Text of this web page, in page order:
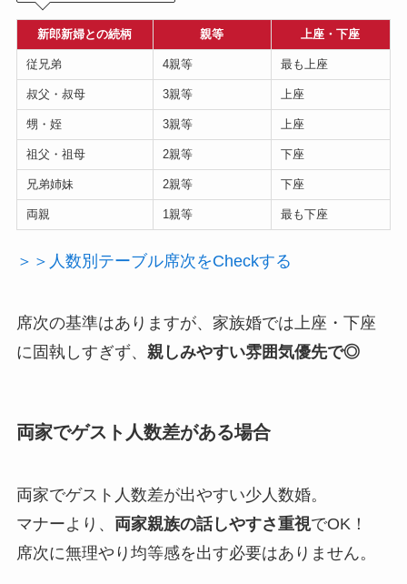
新郎新婦との続柄 親等 上座・下座
従兄弟 4親等 最も上座
叔父・叔母 3親等 上座
甥・姪 3親等 上座
祖父・祖母 2親等 下座
兄弟姉妹 2親等 下座
両親 1親等 最も下座
＞＞人数別テーブル席次をCheckする
席次の基準はありますが、家族婚では上座・下座
に固執しすぎず、 親しみやすい雰囲気優先で◎
両家でゲスト人数差がある場合
両家でゲスト人数差が出やすい少人数婚。
マナーより、 両家親族の話しやすさ重視でOK！
席次に無理やり均等感を出す必要はありません。